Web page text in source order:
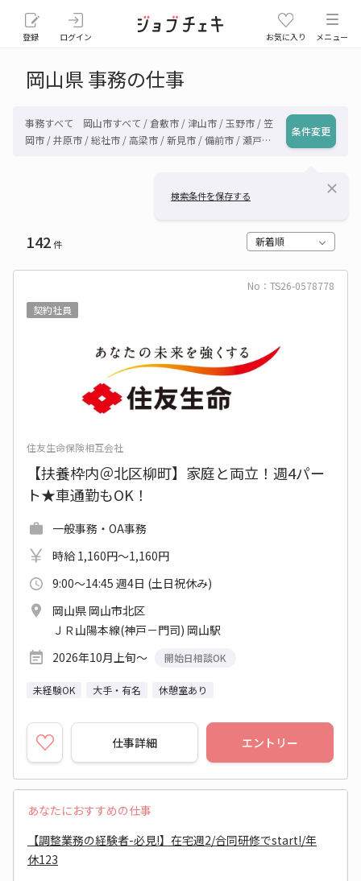
登録 ログイン お気に入り メニュー
岡山県 事務の仕事
事務すべて 岡山市すべて / 倉敷市 / 津山市 / 玉野市 / 笠
岡市 / 井原市 / 総社市 / 高梁市 / 新見市 / 備前市 / 瀬戸内
/ 苫田郡鏡野町 / 勝田郡勝央町 / 勝田郡奈義町 / 英田郡西
条件変更
検索条件を保存する close
142件 新着順
No：TS26-0578778
契約社員
住友生命保険相互会社
【扶養枠内＠北区柳町】家庭と両立！週4パー
ト★車通勤もOK！
一般事務・OA事務
時給 1,160円～1,160円
9:00～14:45 週4日 (土日祝休み)
岡山県 岡山市北区
ＪＲ山陽本線(神戸－門司) 岡山駅
2026年10月上旬～
開始日相談OK
未経験OK 大手・有名 休憩室あり
仕事詳細 エントリー
あなたにおすすめの仕事
【調整業務の経験者-必見!】在宅週2/合同研修でstart!/年
休123